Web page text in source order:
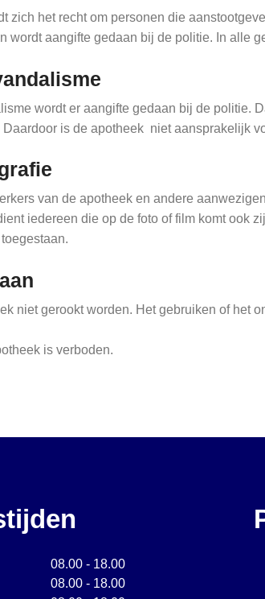
zich het recht om personen die
wordt aangifte gedaan bij de politie. In alle
wordt er aangifte gedaan bij de politie.
Daardoor is de apotheek niet aansprakelijk
van de apotheek en andere
iedereen die op de foto of film komt ook
niet gerookt worden. Het gebruiken of het
is verboden.
08.00 - 18.00
08.00 - 18.00